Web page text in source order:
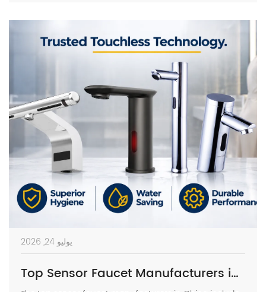
يوليو 24, 2026
Top Sensor Faucet Manufacturers in China (2026 Update)